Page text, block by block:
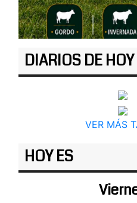
DIARIOS DE HOY
VER MÁS
HOY ES